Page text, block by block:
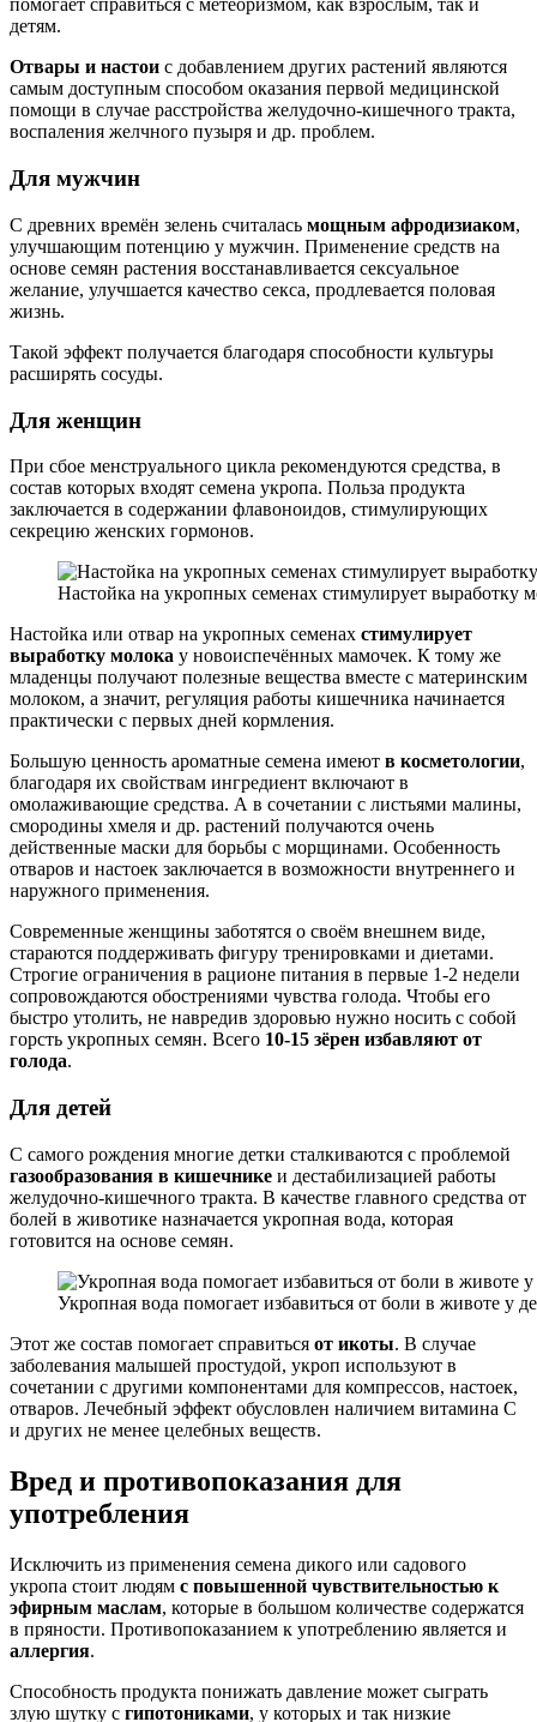
помогает справиться с метеоризмом, как взрослым, так и
детям.
Отвары и настои с добавлением других растений являются
самым доступным способом оказания первой медицинской
помощи в случае расстройства желудочно-кишечного тракта,
воспаления желчного пузыря и др. проблем.
Для мужчин
С древних времён зелень считалась мощным афродизиаком,
улучшающим потенцию у мужчин. Применение средств на
основе семян растения восстанавливается сексуальное
желание, улучшается качество секса, продлевается половая
жизнь.
Такой эффект получается благодаря способности культуры
расширять сосуды.
Для женщин
При сбое менструального цикла рекомендуются средства, в
состав которых входят семена укропа. Польза продукта
заключается в содержании флавоноидов, стимулирующих
секрецию женских гормонов.
Настойка на укропных семенах стимулирует выработку
Настойка или отвар на укропных семенах стимулирует
выработку молока у новоиспечённых мамочек. К тому же
младенцы получают полезные вещества вместе с материнским
молоком, а значит, регуляция работы кишечника начинается
практически с первых дней кормления.
Большую ценность ароматные семена имеют в косметологии,
благодаря их свойствам ингредиент включают в
омолаживающие средства. А в сочетании с листьями малины,
смородины хмеля и др. растений получаются очень
действенные маски для борьбы с морщинами. Особенность
отваров и настоек заключается в возможности внутреннего и
наружного применения.
Современные женщины заботятся о своём внешнем виде,
стараются поддерживать фигуру тренировками и диетами.
Строгие ограничения в рационе питания в первые 1-2 недели
сопровождаются обострениями чувства голода. Чтобы его
быстро утолить, не навредив здоровью нужно носить с собой
горсть укропных семян. Всего 10-15 зёрен избавляют от
голода.
Для детей
С самого рождения многие детки сталкиваются с проблемой
газообразования в кишечнике и дестабилизацией работы
желудочно-кишечного тракта. В качестве главного средства от
болей в животике назначается укропная вода, которая
готовится на основе семян.
Укропная вода помогает избавиться от боли в животе у
Этот же состав помогает справиться от икоты. В случае
заболевания малышей простудой, укроп используют в
сочетании с другими компонентами для компрессов, настоек,
отваров. Лечебный эффект обусловлен наличием витамина С
и других не менее целебных веществ.
Вред и противопоказания для
употребления
Исключить из применения семена дикого или садового
укропа стоит людям с повышенной чувствительностью к
эфирным маслам, которые в большом количестве содержатся
в пряности. Противопоказанием к употреблению является и
аллергия.
Способность продукта понижать давление может сыграть
злую шутку с гипотониками, у которых и так низкие